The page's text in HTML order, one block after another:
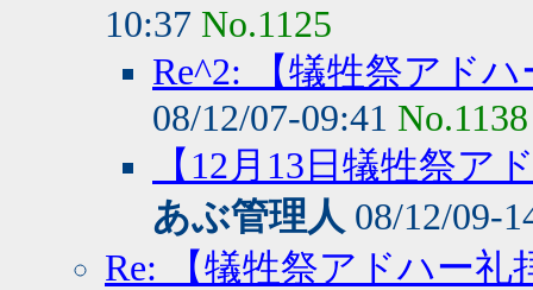
10:37 No.1125
Re^2: 【犠牲祭アド
08/12/07-09:41 No.1138
【12月13日犠牲祭ア
あぶ管理人 08/12/09-
Re: 【犠牲祭アドハー